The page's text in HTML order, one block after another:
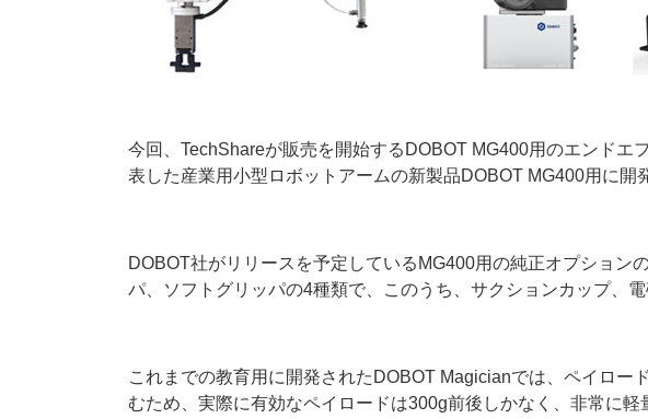
今回、TechShareが販売を開始するDOBOT MG400用のエンド
表した産業用小型ロボットアームの新製品DOBOT MG400用に
DOBOT社がリリースを予定しているMG400用の純正オプショ
パ、ソフトグリッパの4種類で、このうち、サクションカップ、
これまでの教育用に開発されたDOBOT Magicianでは、ペイロ
むため、実際に有効なペイロードは300g前後しかなく、非常に